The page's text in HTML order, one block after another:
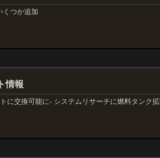
くつか追加
情報
に交換可能に- システムリサーチに燃料タンク